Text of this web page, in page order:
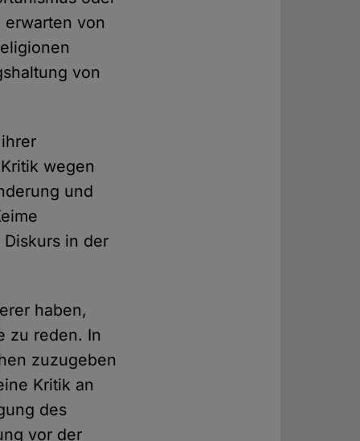
von
von
wegen
und
in der
haben,
zu reden. In
zuzugeben
Kritik an
des
vor der